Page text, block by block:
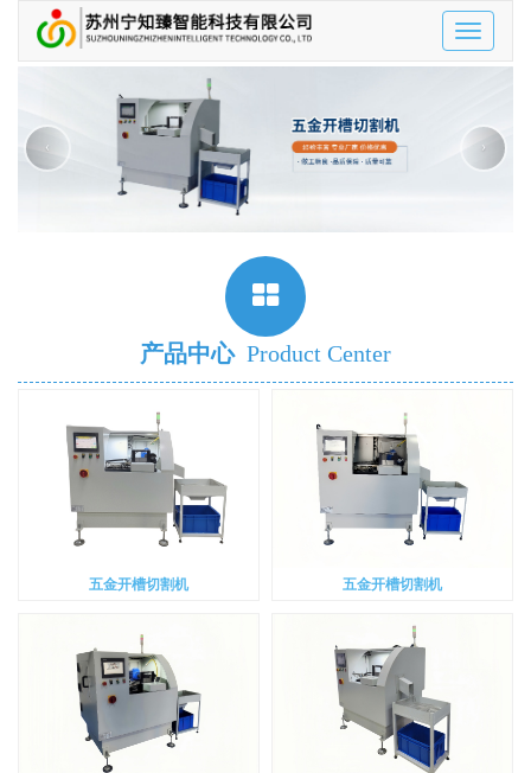
Toggle
‹ ›
产品中心 Product Center
五金开槽切割机 五金开槽切割机